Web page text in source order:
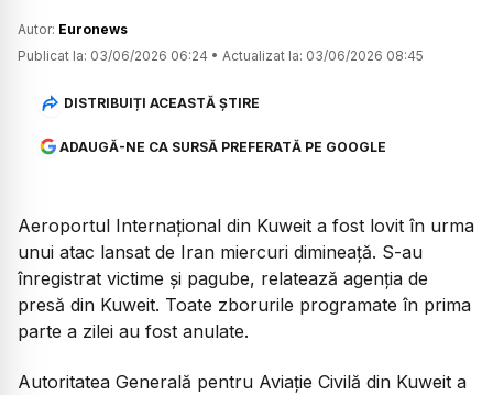
Autor: Euronews
Publicat la: 03/06/2026 06:24 • Actualizat la: 03/06/2026 08:45
DISTRIBUIȚI ACEASTĂ ȘTIRE
ADAUGĂ-NE CA SURSĂ PREFERATĂ PE GOOGLE
Aeroportul Internațional din Kuweit a fost lovit în urma
unui atac lansat de Iran miercuri dimineață. S-au
înregistrat victime și pagube, relatează agenția de
presă din Kuweit. Toate zborurile programate în prima
parte a zilei au fost anulate.
Autoritatea Generală pentru Aviație Civilă din Kuweit a